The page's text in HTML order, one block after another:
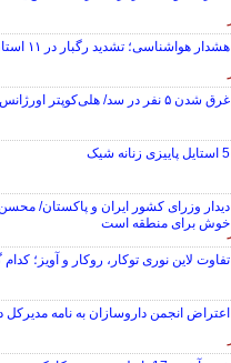
هشدار هواشناسی؛ تشدید رگبار در ۱۱ استان/ باد شدید و گرد و غبار در ۲۱ استان
غرق شدن ۵ نفر در سد/ هلی‌کوپتر اورژانس اعزام شد
5 استایل پاییزی زنانه شیک
دیدار وزرای کشور ایران و پاکستان/
خوش برای منطقه است
تفاوت لاین نوری توکار، روکار و آویز؛
اعتراض انجمن داروسازان به نامه مدیرکل